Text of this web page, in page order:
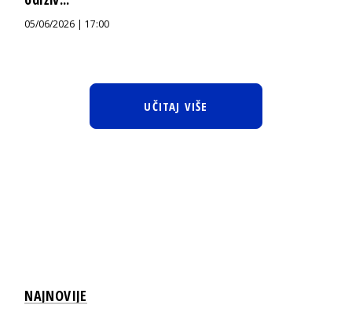
05/06/2026 | 17:00
UČITAJ VIŠE
NAJNOVIJE